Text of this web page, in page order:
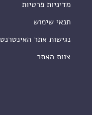
מדיניות פרטיות
תנאי שימוש
נגישות אתר האינטרנט
צוות האתר